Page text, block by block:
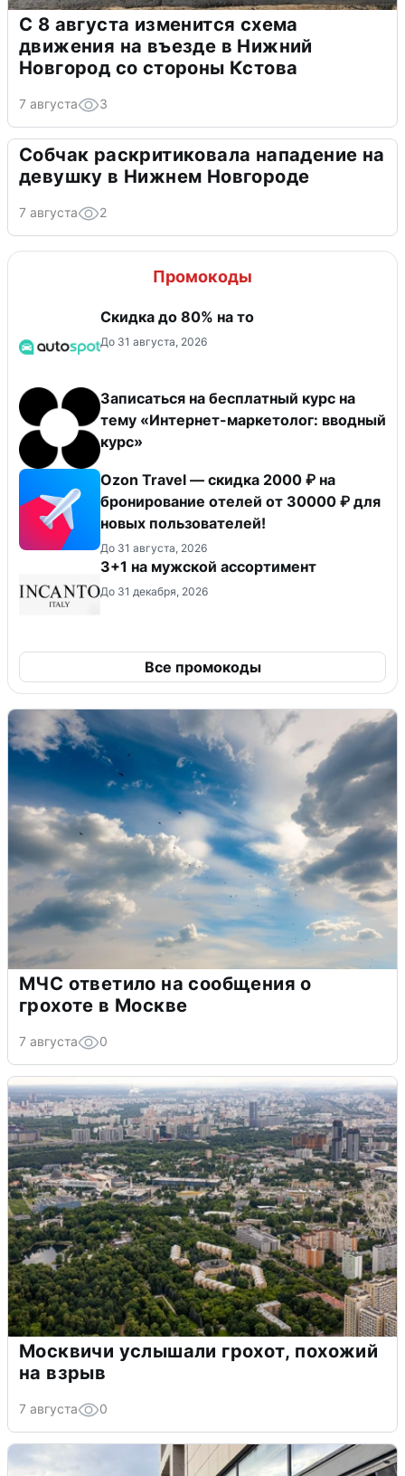
С 8 августа изменится схема
движения на въезде в Нижний
Новгород со стороны Кстова
7 августа 3
Собчак раскритиковала нападение на
девушку в Нижнем Новгороде
7 августа 2
Промокоды
Скидка до 80% на то
До 31 августа, 2026
Записаться на бесплатный курс на
тему «Интернет-маркетолог: вводный
курс»
Ozon Travel — скидка 2000 ₽ на
бронирование отелей от 30000 ₽ для
новых пользователей!
До 31 августа, 2026
3+1 на мужской ассортимент
До 31 декабря, 2026
Все промокоды
МЧС ответило на сообщения о
грохоте в Москве
7 августа 0
Москвичи услышали грохот, похожий
на взрыв
7 августа 0